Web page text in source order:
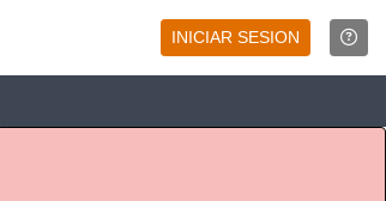
INICIAR SESION